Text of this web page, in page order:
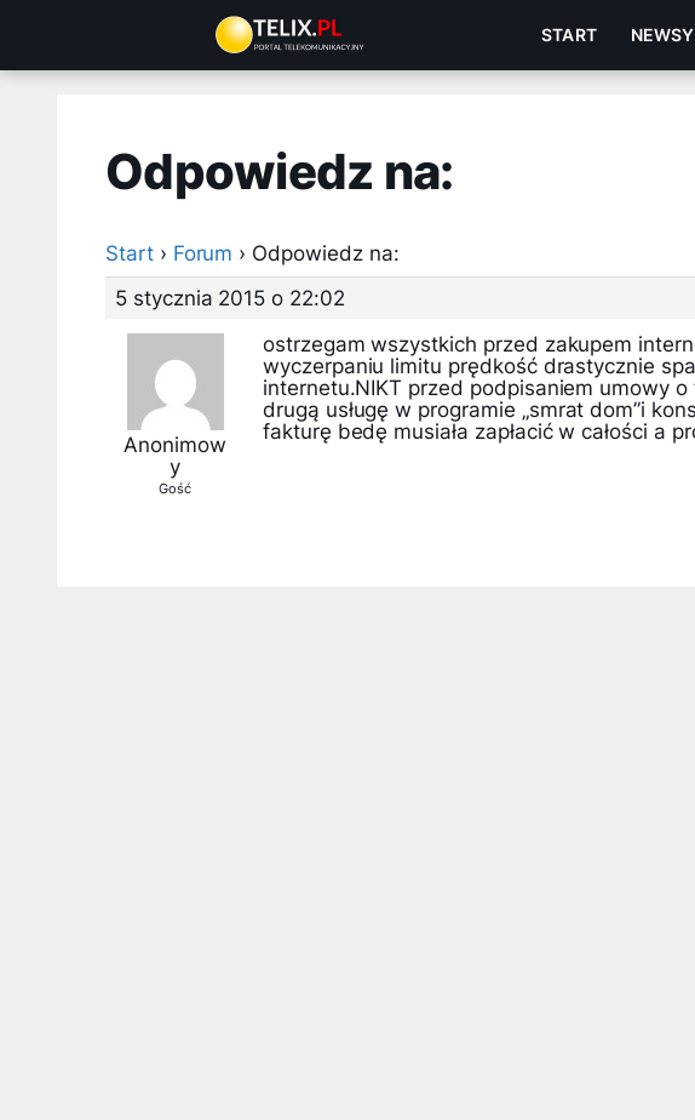
treści
START NEWSY
Odpowiedz na:
Start › Forum › Odpowiedz na:
5 stycznia 2015 o 22:02
Anonimow
y
Gość
ostrzegam wszystkich przed zakupem
wyczerpaniu limitu prędkość drastycznie
internetu.NIKT przed podpisaniem umowy o
drugą usługę w programie „smrat dom”i
fakturę bedę musiała zapłacić w całości a